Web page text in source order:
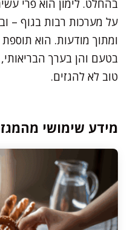
בהחלט. לימון הוא פרי
על מערכות רבות בגוף –
ומתוך מודעות. הוא
בטעם והן בערך
טוב לא להגזים.
מידע שימושי